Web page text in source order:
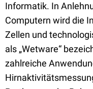
Informatik. In
Computern wird die
Zellen und
als „Wetware“
zahlreiche